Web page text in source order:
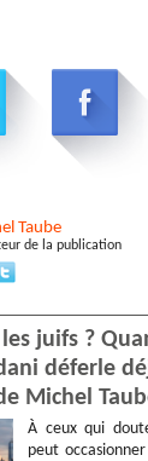
Taube
de la publication
les juifs ?
déferle
Michel
À ceux qui
peut